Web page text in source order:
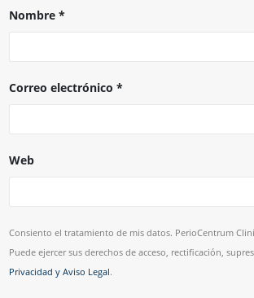
Nombre *
Correo electrónico *
Web
Consiento el tratamiento de mis datos. PerioCentrum
Puede ejercer sus derechos de acceso, rectificación,
Privacidad y Aviso Legal.